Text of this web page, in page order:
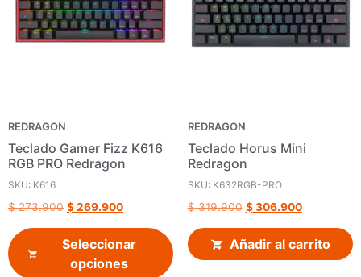
REDRAGON
Teclado Gamer Fizz K616
RGB PRO Redragon
SKU: K616
$273.900 $269.900
Seleccionar
opciones
REDRAGON
Teclado Horus Mini
Redragon
SKU: K632RGB-PRO
$319.900 $306.900
Añadir al carrito